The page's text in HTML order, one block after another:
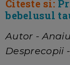
Citeste si:
bebelusul
Autor -
Desprecopii -